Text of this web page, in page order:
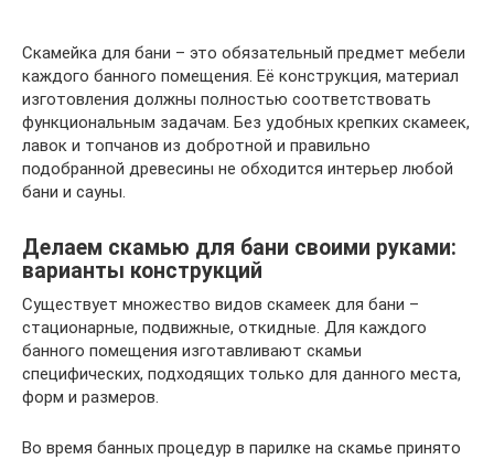
Скамейка для бани – это обязательный предмет мебели
каждого банного помещения. Её конструкция, материал
изготовления должны полностью соответствовать
функциональным задачам. Без удобных крепких скамеек,
лавок и топчанов из добротной и правильно
подобранной древесины не обходится интерьер любой
бани и сауны.
Делаем скамью для бани своими руками:
варианты конструкций
Существует множество видов скамеек для бани –
стационарные, подвижные, откидные. Для каждого
банного помещения изготавливают скамьи
специфических, подходящих только для данного места,
форм и размеров.
Во время банных процедур в парилке на скамье принято